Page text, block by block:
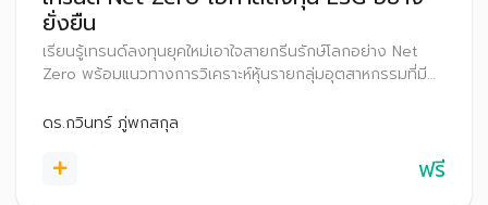
ยั่งยืน
เรียนรู้เทรนด์ลงทุนยุคใหม่เอาใจสายกรีนรักษ์โลกอย่าง Net
Zero พร้อมแนวทางการวิเคราะห์หุ้นรายกลุ่มอุตสาหกรรมที่มี
ผลตอบแทนที่ดีในระยะยาวอย่างยั่งยืน
ดร.กวินทร์ ภู่พกสกุล
ฟรี